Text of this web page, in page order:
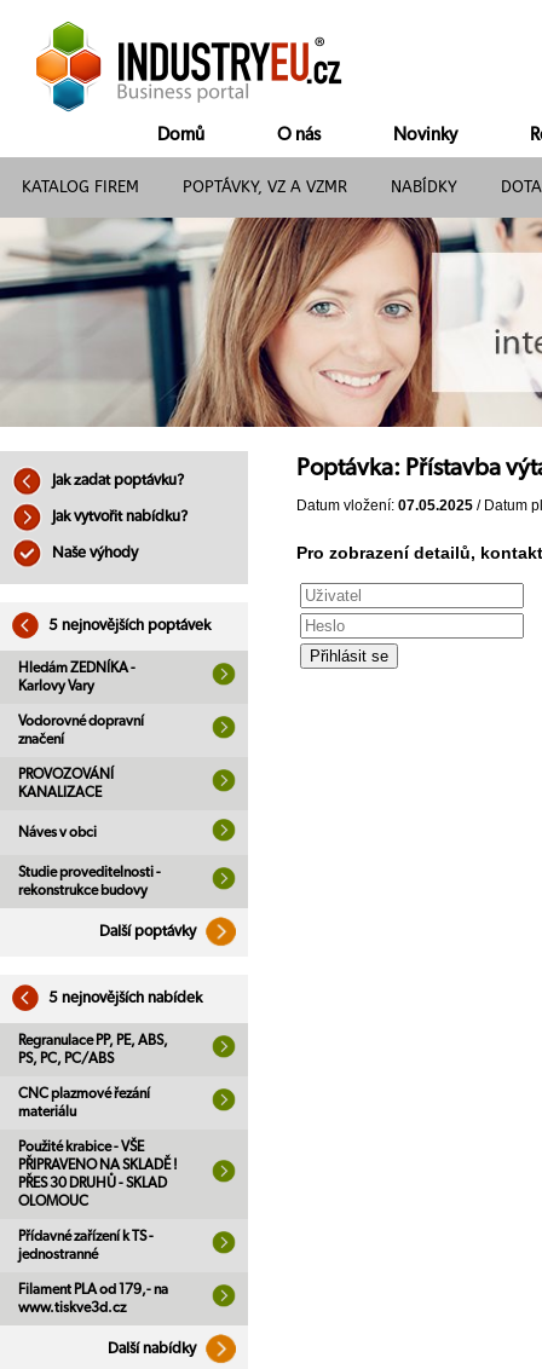
Domů O nás Novinky
KATALOG FIREM POPTÁVKY, VZ A VZMR NABÍDKY
Jak zadat poptávku?
Jak vytvořit nabídku?
Naše výhody
5 nejnovějších poptávek
Hledám ZEDNÍKA -
Karlovy Vary
Vodorovné dopravní
značení
PROVOZOVÁNÍ
KANALIZACE
Náves v obci
Studie proveditelnosti -
rekonstrukce budovy
Další poptávky
5 nejnovějších nabídek
Regranulace PP, PE, ABS,
PS, PC, PC/ABS
CNC plazmové řezání
materiálu
Použité krabice - VŠE
PŘIPRAVENO NA SKLADĚ !
PŘES 30 DRUHŮ - SKLAD
OLOMOUC
Přídavné zařízení k TS -
jednostranné
Filament PLA od 179,- na
www.tiskve3d.cz
Další nabídky
Poptávka: Přístavba
Datum vložení: 07.05.2025 / Datum
Pro zobrazení detailů,